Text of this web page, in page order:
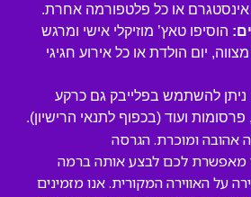
אינסטגרם או כל פלטפורמה אחרת.
הוסיפו טאץ’ מוזיקלי אישי ומרגש
יום הולדת או כל אירוע חגיגי
ניתן להשתמש בפלייבק גם כרקע
ועוד (בכפוף לתנאי הרישיון).
אהובה ומוכרת. הגרסה
מאפשרת לכם לבצע אותה ברמה
על האווירה המקורית. אנו מזמינים